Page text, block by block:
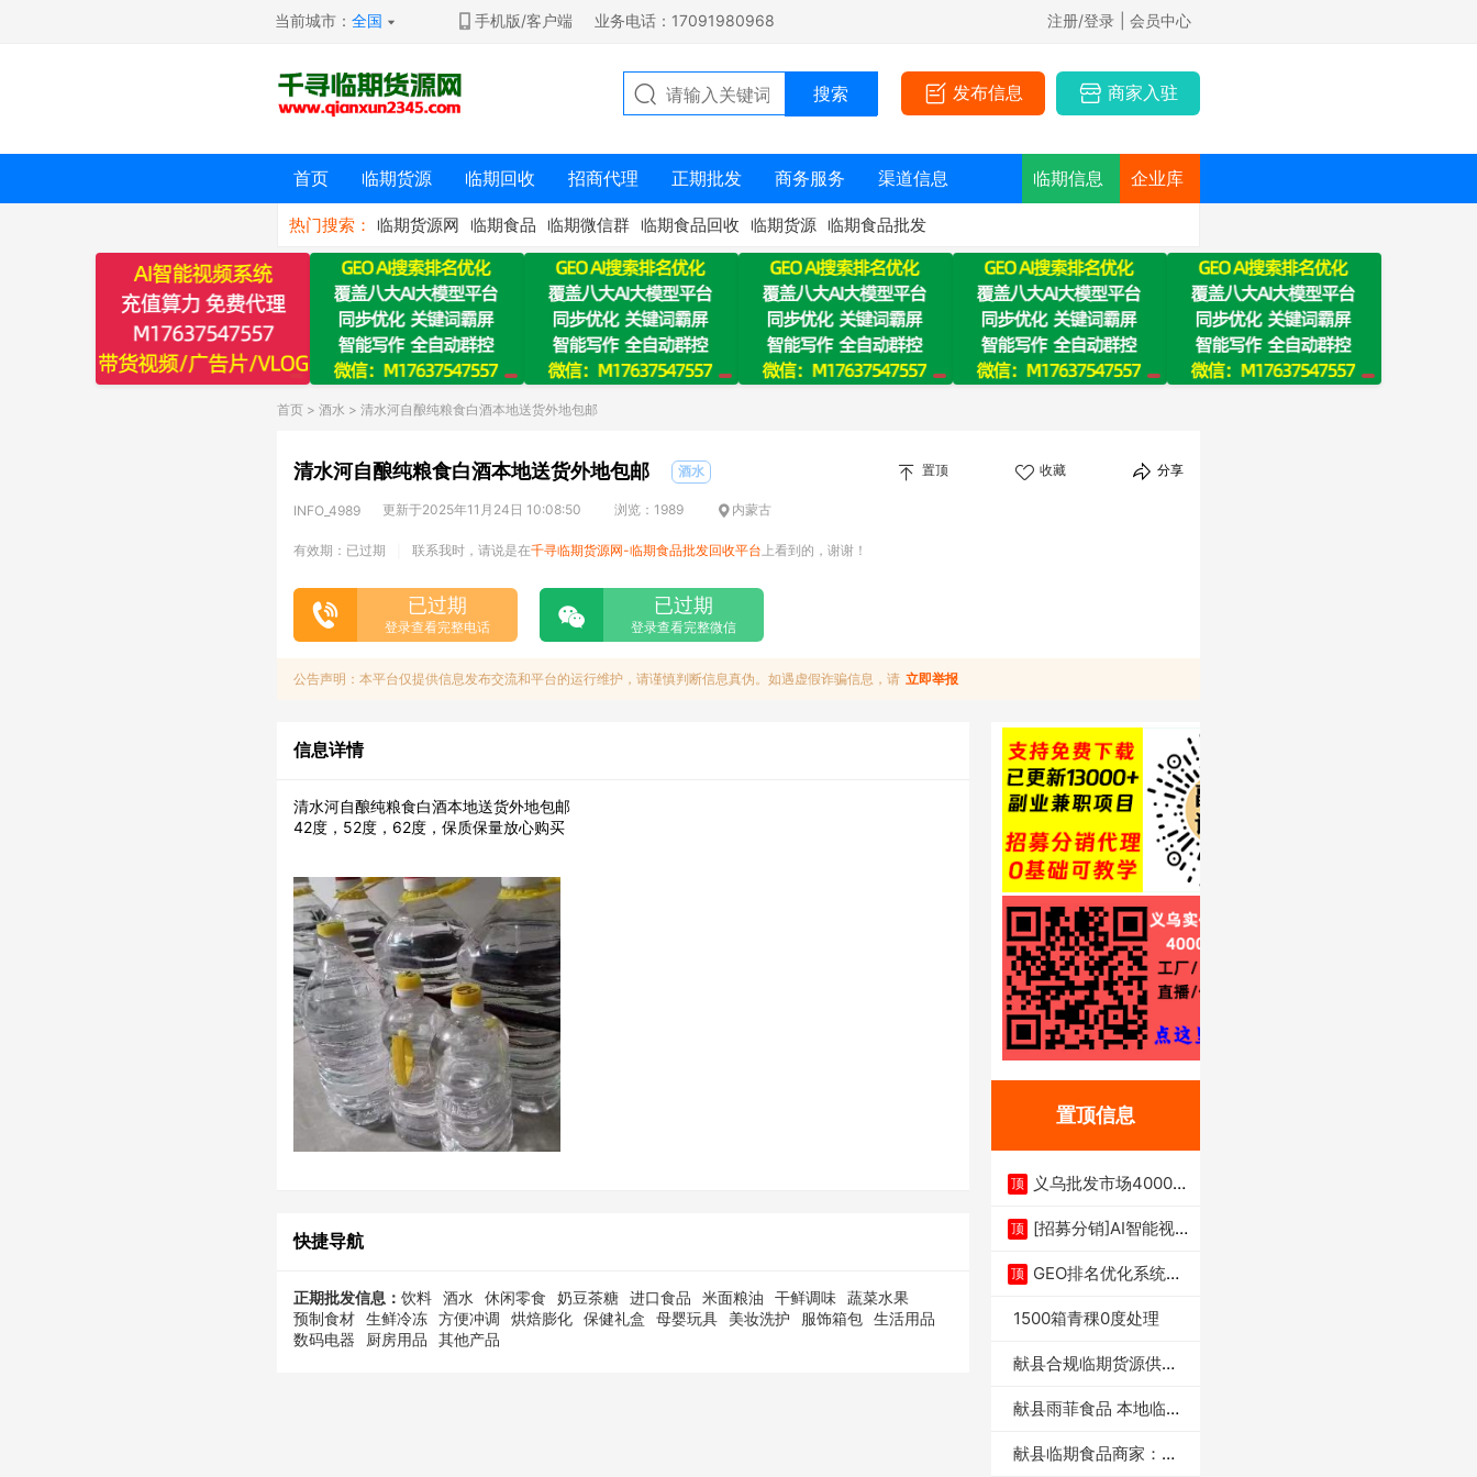
当前城市：全国 手机版/客户端 业务电话：17091980968 注册/登录 | 会员中心
发布信息 商家入驻
首页 临期货源 临期回收 招商代理 正期批发 商务服务 渠道信息 临期信息 企业库
热门搜索： 临期货源网 临期食品 临期微信群 临期食品回收 临期货源 临期食品批发
首页 > 酒水 > 清水河自酿纯粮食白酒本地送货外地包邮
清水河自酿纯粮食白酒本地送货外地包邮 酒水 置顶 收藏 分享
INFO_4989 更新于2025年11月24日 10:08:50 浏览：1989 内蒙古
有效期：已过期 联系我时，请说是在千寻临期货源网-临期食品批发回收平台 上看到的，谢谢！
已过期
登录查看完整电话
已过期
登录查看完整微信
公告声明：本平台仅提供信息发布交流和平台的运行维护，请谨慎判断信息真伪。如遇虚假诈骗信息，请 立即举报
信息详情
清水河自酿纯粮食白酒本地送货外地包邮
42度，52度，62度，保质保量放心购买
快捷导航
正期批发信息： 饮料 酒水 休闲零食 奶豆茶糖 进口食品 米面粮油 干鲜调味 蔬菜水果
预制食材 生鲜冷冻 方便冲调 烘焙膨化 保健礼盒 母婴玩具 美妆洗护 服饰箱包 生活用品
数码电器
厨房用品 其他产品
置顶信息
顶
义乌批发市场4000多
顶 [招募分销]AI智能视
顶 GEO排名优化系统+A
1500箱青稞0度处理
献县合规临期货源供货
献县雨菲食品 本地临期
献县临期食品商家：献